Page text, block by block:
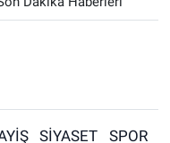
SİYASET
SPOR